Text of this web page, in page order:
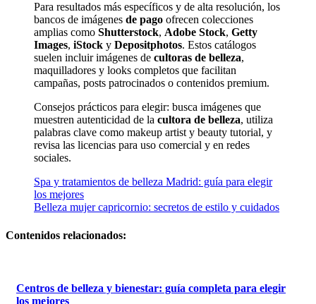
Para resultados más específicos y de alta resolución, los
bancos de imágenes de pago ofrecen colecciones
amplias como Shutterstock, Adobe Stock, Getty
Images, iStock y Depositphotos. Estos catálogos
suelen incluir imágenes de cultoras de belleza,
maquilladores y looks completos que facilitan
campañas, posts patrocinados o contenidos premium.
Consejos prácticos para elegir: busca imágenes que
muestren autenticidad de la cultora de belleza, utiliza
palabras clave como makeup artist y beauty tutorial, y
revisa las licencias para uso comercial y en redes
sociales.
Navegación
de
Spa y tratamientos de belleza Madrid: guía para elegir
los mejores
Belleza mujer capricornio: secretos de estilo y cuidados
Contenidos relacionados:
Centros de belleza y bienestar: guía completa para elegir
los mejores